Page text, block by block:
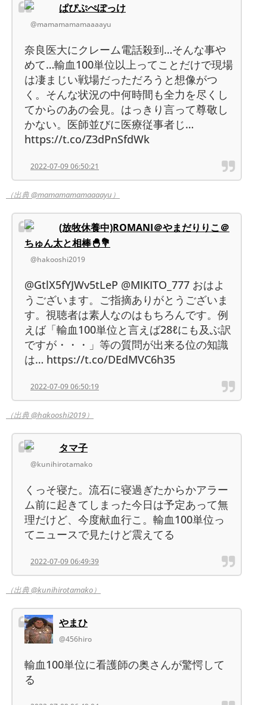
ぱぴぷぺぽっけ
@mamamamamaaaayu
奈良医大にクレーム電話殺到…そんな事や
めて…輸血100単位以上ってことだけで現場
は凄まじい戦場だっただろうと想像がつ
く。そんな状況の中何時間も全力を尽くし
てからのあの会見。はっきり言って尊敬し
かない。医師並びに医療従事者じ…
https://t.co/Z3dPnSfdWk
2022-07-09 06:50:21
（出典 @mamamamamaaaayu）
(放牧休養中)ROMANI＠やまだりりこ＠
ちゅん太と相棒🐣💐
@hakooshi2019
@GtlX5fYJWv5tLeP @MIKITO_777 おはよ
うございます。ご指摘ありがとうございま
す。視聴者は素人なのはもちろんです。例
えば「輸血100単位と言えば28ℓにも及ぶ訳
ですが・・・」等の質問が出来る位の知識
は… https://t.co/DEdMVC6h35
2022-07-09 06:50:19
（出典 @hakooshi2019）
タマ子
@kunihirotamako
くっそ寝た。流石に寝過ぎたからかアラー
ム前に起きてしまった今日は予定あって無
理だけど、今度献血行こ。輸血100単位っ
てニュースで見たけど震えてる
2022-07-09 06:49:39
（出典 @kunihirotamako）
やまひ
@456hiro
輸血100単位に看護師の奥さんが驚愕して
る